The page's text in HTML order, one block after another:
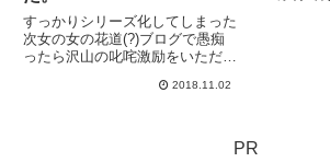
すっかりシリーズ化してしまった
次女の女の花道(?)ブログで愚痴
ったら沢山の叱咤激励をいただい
グを見て下さっていた皆さまに
2018.11.02
取引をして
PR